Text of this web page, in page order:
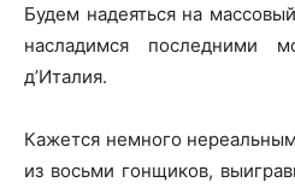
Будем надеяться на
насладимся последними
д’Италия.
Кажется немного
из восьми гонщиков,